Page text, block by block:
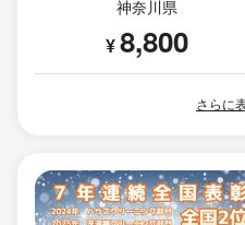
神奈川県
¥8,800
さらに